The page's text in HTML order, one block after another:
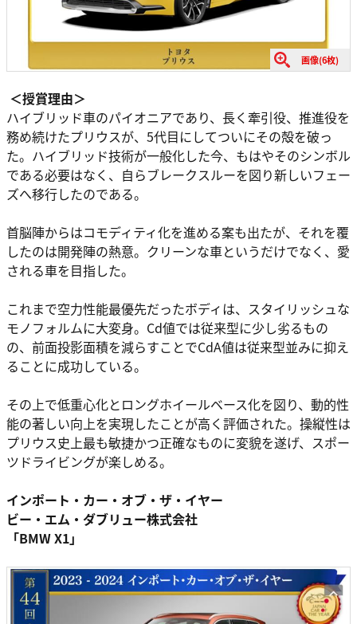
画像(6枚)
＜授賞理由＞
ハイブリッド⾞のパイオニアであり、⻑く牽引役、推進役を
務め続けたプリウスが、5代⽬にしてついにその殻を破っ
た。ハイブリッド技術が⼀般化した今、もはやそのシンボル
である必要はなく、⾃らブレークスルーを図り新しいフェー
ズへ移⾏したのである。
⾸脳陣からはコモディティ化を進める案も出たが、それを覆
したのは開発陣の熱意。クリーンな⾞というだけでなく、愛
される⾞を⽬指した。
これまで空⼒性能最優先だったボディは、スタイリッシュな
モノフォルムに⼤変⾝。Cd値では従来型に少し劣るもの
の、前⾯投影⾯積を減らすことでCdA値は従来型並みに抑え
ることに成功している。
その上で低重⼼化とロングホイールベース化を図り、動的性
能の著しい向上を実現したことが⾼く評価された。操縦性は
プリウス史上最も敏捷かつ正確なものに変貌を遂げ、スポー
ツドライビングが楽しめる。
インポート・カー・オブ・ザ・イヤー
ビー・エム・ダブリュー株式会社
「BMW X1」